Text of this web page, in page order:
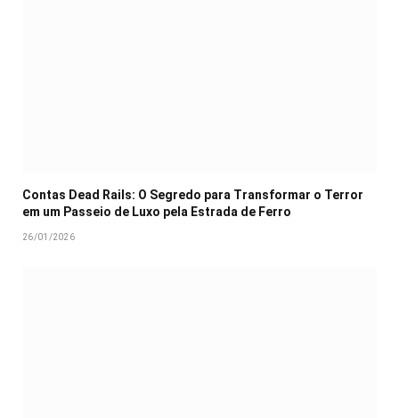
Contas Dead Rails: O Segredo para Transformar o Terror
em um Passeio de Luxo pela Estrada de Ferro
26/01/2026